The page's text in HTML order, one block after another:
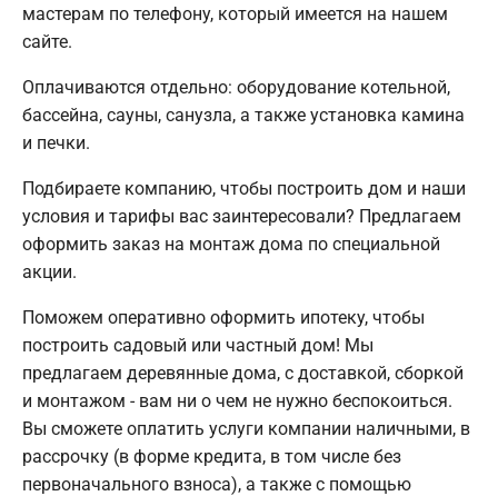
мастерам по телефону, который имеется на нашем
сайте.
Оплачиваются отдельно: оборудование котельной,
бассейна, сауны, санузла, а также установка камина
и печки.
Подбираете компанию, чтобы построить дом и наши
условия и тарифы вас заинтересовали? Предлагаем
оформить заказ на монтаж дома по специальной
акции.
Поможем оперативно оформить ипотеку, чтобы
построить садовый или частный дом! Мы
предлагаем деревянные дома, с доставкой, сборкой
и монтажом - вам ни о чем не нужно беспокоиться.
Вы сможете оплатить услуги компании наличными, в
рассрочку (в форме кредита, в том числе без
первоначального взноса), а также с помощью